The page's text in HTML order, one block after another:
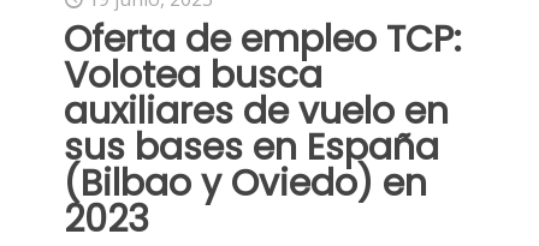
Oferta de empleo TCP:
Volotea busca
auxiliares de vuelo en
sus bases en España
(Bilbao y Oviedo) en
2023